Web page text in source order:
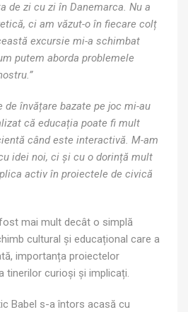
de zi cu zi în Danemarca. Nu a
ci am văzut-o în fiecare colț
excursie mi-a schimbat
putem aborda problemele
de învățare bazate pe joc mi-au
că educația poate fi mult
când este interactivă. M-am
idei noi, ci și cu o dorință mult
activ în proiectele de civică
mai mult decât o simplă
cultural și educațional care a
importanța proiectelor
tinerilor curioși și implicați.
Babel s-a întors acasă cu